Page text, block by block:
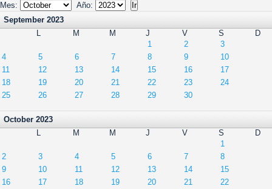
Mes:
Año:
September 2023
L
M M J V S
D
1
2
3
4
5 6 7 8 9
10
11
12 13 14 15 16
17
18
19 20 21 22 23
24
25
26 27 28 29 30
October 2023
L
M M J V S
D
1
2
3 4 5 6 7
8
9
10 11 12 13 14
15
16
17 18 19 20 21 22